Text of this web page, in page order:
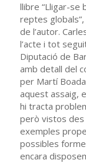
llibre “Lligar-se
reptes
de l’autor.
l’acte i tot
Diputació de
amb detall del
per Martí
aquest assaig,
hi tracta
però vistos des
exemples
possibles
encara